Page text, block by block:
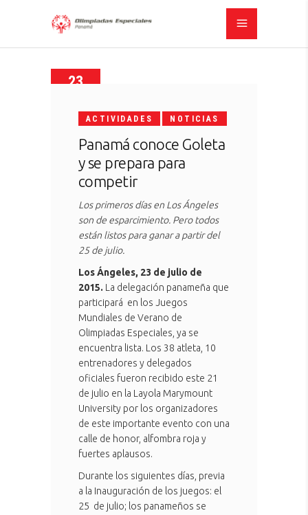
23
2015ACTIVIDADES NOTICIAS
Panamá conoce Goleta
y se prepara para
competir
Los primeros días en Los Ángeles
son de esparcimiento. Pero todos
están listos para ganar a partir del
25 de julio.
Los Ángeles, 23 de julio de
2015. La delegación panameña que
participará en los Juegos
Mundiales de Verano de
Olimpiadas Especiales, ya se
encuentra lista. Los 38 atleta, 10
entrenadores y delegados
oficiales fueron recibido este 21
de julio en la Layola Marymount
University por los organizadores
de este importante evento con una
calle de honor, alfombra roja y
fuertes aplausos.
Durante los siguientes días, previa
a la Inauguración de los juegos: el
25 de julio; los panameños se